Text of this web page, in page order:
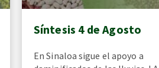
Síntesis 4 de Agosto
En Sinaloa sigue el apoyo a